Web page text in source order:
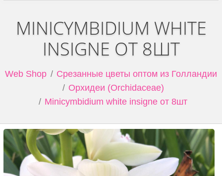
MINICYMBIDIUM WHITE
INSIGNE ОТ 8ШТ
Web Shop
Срезанные цветы оптом из Голландии
Орхидеи (Orchidaceae)
Minicymbidium white insigne от 8шт